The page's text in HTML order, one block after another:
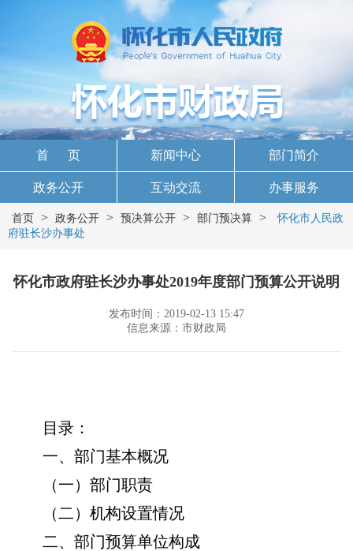
首 页 新闻中心 部门简介
政务公开 互动交流 办事服务
首页 > 政务公开 > 预决算公开 > 部门预决算 >
怀化市人民政
府驻长沙办事处
怀化市政府驻长沙办事处2019年度部门预算公开说明
发布时间：2019-02-13 15:47
信息来源：市财政局
目录：
一、部门基本概况
（一）部门职责
（二）机构设置情况
二、部门预算单位构成